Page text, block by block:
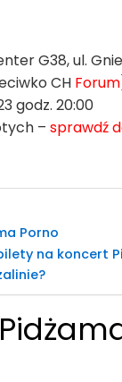
G38, ul.
CH Forum
godz. 20:00
– sprawdź
Porno
na koncert